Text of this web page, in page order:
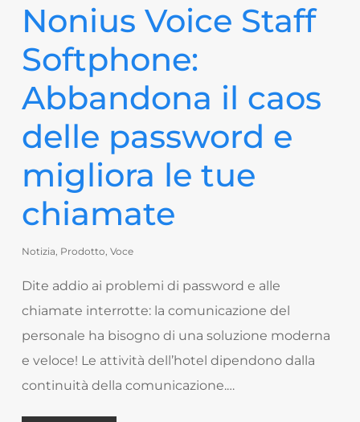
Nonius Voice Staff
Softphone:
Abbandona il caos
delle password e
migliora le tue
chiamate
Notizia, Prodotto, Voce
Dite addio ai problemi di password e alle
chiamate interrotte: la comunicazione del
personale ha bisogno di una soluzione moderna
e veloce! Le attività dell’hotel dipendono dalla
continuità della comunicazione.…